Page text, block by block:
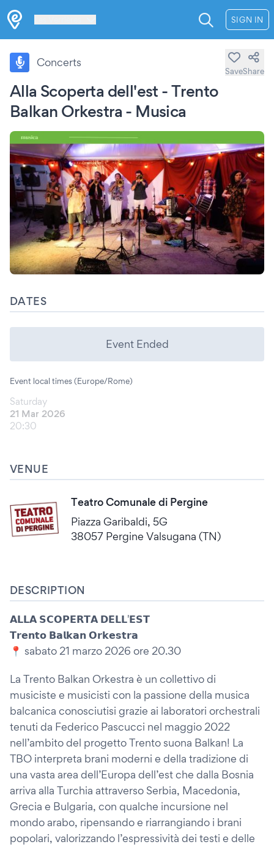
SIGN IN
Alla Scoperta dell'est - Trento
Balkan Orkestra - Musica
Concerts
SaveShare
DATES
Event Ended
Event local times (Europe/Rome)
Saturday
21 Mar 2026
20:30
VENUE
Teatro Comunale di Pergine
Piazza Garibaldi, 5G
38057 Pergine Valsugana (TN)
DESCRIPTION
𝗔𝗟𝗟𝗔 𝗦𝗖𝗢𝗣𝗘𝗥𝗧𝗔 𝗗𝗘𝗟𝗟'𝗘𝗦𝗧
𝗧𝗿𝗲𝗻𝘁𝗼 𝗕𝗮𝗹𝗸𝗮𝗻 𝗢𝗿𝗸𝗲𝘀𝘁𝗿𝗮
📍 sabato 21 marzo 2026 ore 20.30
La Trento Balkan Orkestra è un collettivo di
musiciste e musicisti con la passione della musica
balcanica conosciutisi grazie ai laboratori orchestrali
tenuti da Federico Pascucci nel maggio 2022
nell’ambito del progetto Trento suona Balkan! La
TBO interpreta brani moderni e della tradizione di
una vasta area dell’Europa dell’est che dalla Bosnia
arriva alla Turchia attraverso Serbia, Macedonia,
Grecia e Bulgaria, con qualche incursione nel
mondo arabo, ripensando e riarrangiando i brani
popolari, valorizzando l’espressività dei testi e delle